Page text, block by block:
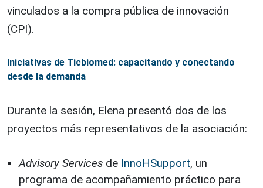
vinculados a la compra pública de innovación
(CPI).
Iniciativas de Ticbiomed: capacitando y conectando
desde la demanda
Durante la sesión, Elena presentó dos de los
proyectos más representativos de la asociación:
Advisory Services de InnoHSupport, un
programa de acompañamiento práctico para